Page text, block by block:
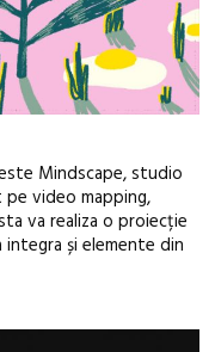
Mindscape, studio
video mapping,
va realiza o proiecție
și elemente din